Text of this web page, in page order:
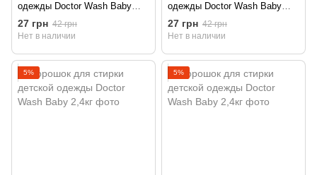
одежды Doctor Wash Baby
400г
27 грн 42 грн
Нет в наличии
одежды Doctor Wash Baby
400г
27 грн 42 грн
Нет в наличии
5% 5%